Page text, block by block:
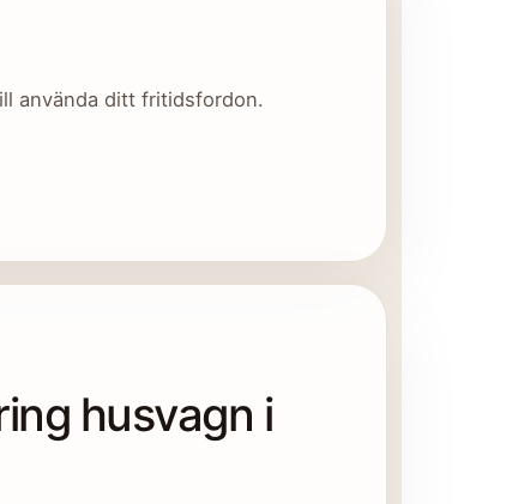
använda ditt fritidsfordon.
husvagn i